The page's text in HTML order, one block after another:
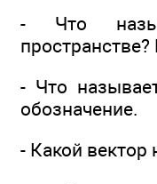
- Что
- Что
обозначение.
- Какой вектор